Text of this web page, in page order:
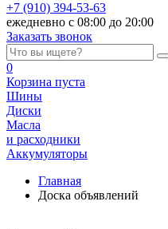
+7 (910) 394-53-63
ежедневно с 08:00 до 20:00
Заказать звонок
0
Корзина пуста
Шины
Диски
Масла
и расходники
Аккумуляторы
Главная
Доска объявлений